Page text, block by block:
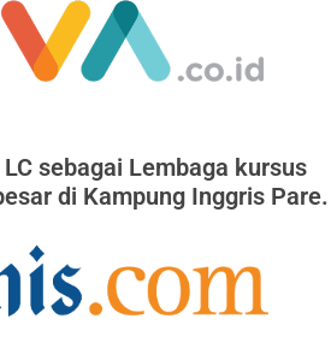
sebagai Lembaga kursus
di Kampung Inggris Pare.